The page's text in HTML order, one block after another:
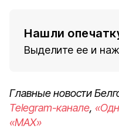
Нашли
Выделите ее и
Главные новости
Telegram-канале,
«MAX»